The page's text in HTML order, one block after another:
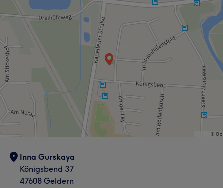
Inna Gurskaya
Königsbend 37
47608 Geldern